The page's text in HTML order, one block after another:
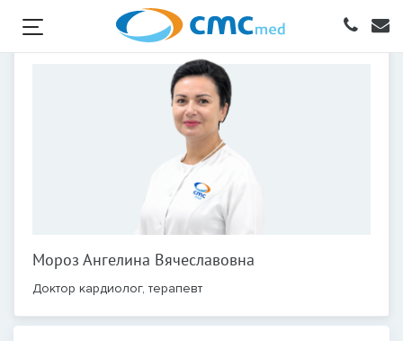
Мороз Ангелина Вячеславовна
Доктор кардиолог, терапевт